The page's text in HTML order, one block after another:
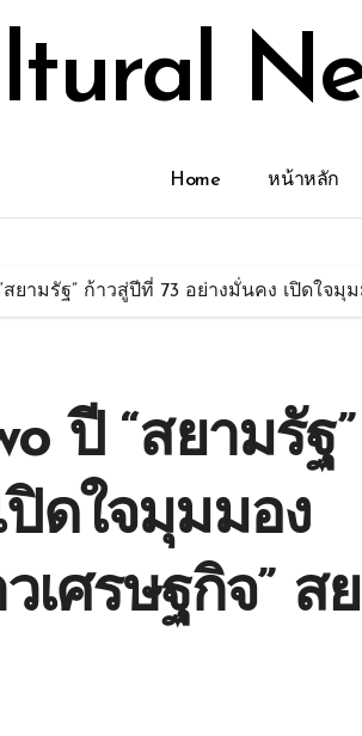
Home หน้าหลัก
สยามรัฐ” ก้าวสู่ปีที่ 73 อย่างมั่นคง เปิดใจ
ปี “สยามรัฐ
ดใจมุมมอง
ศรษฐกิจ” ส